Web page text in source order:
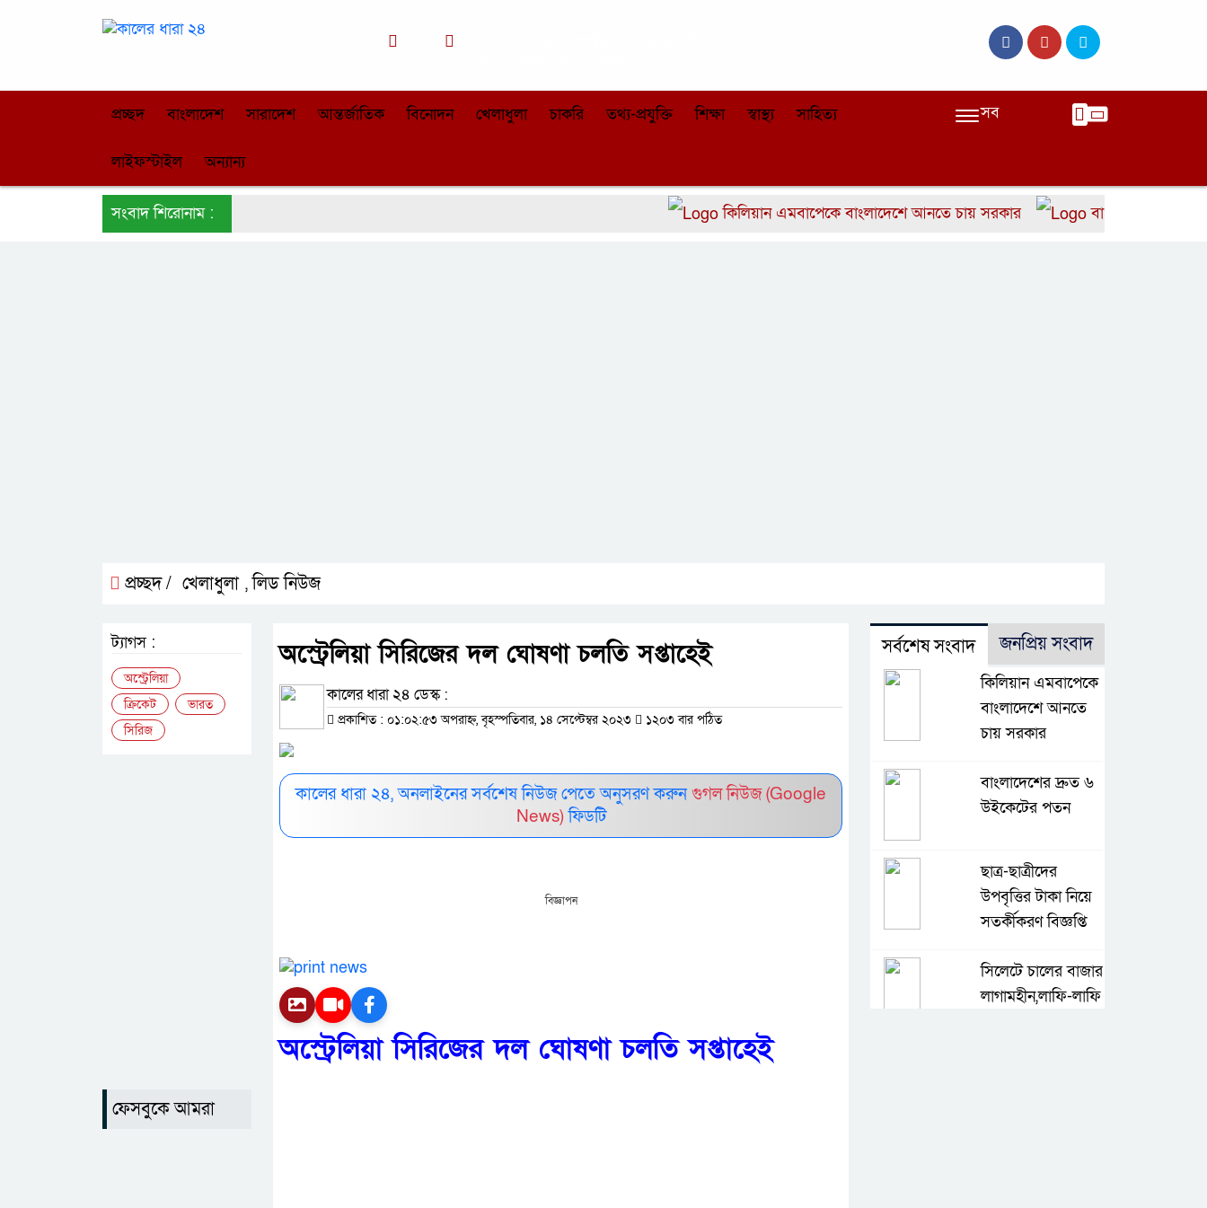
প্রচ্ছদ বাংলাদেশ সারাদেশ আন্তর্জাতিক বিনোদন খেলাধুলা চাকরি তথ্য-প্রযুক্তি শিক্ষা স্বাস্থ্য সাহিত্য
লাইফস্টাইল অন্যান্য
সব
সংবাদ শিরোনাম : কিলিয়ান এমবাপেকে বাংলাদেশে আনতে চায় সরকার বাংলাদেশের দ্রুত ৬
প্রচ্ছদ / খেলাধুলা ,লিড নিউজ
অস্ট্রেলিয়া সিরিজের দল ঘোষণা চলতি সপ্তাহেই
কালের ধারা ২৪ ডেস্ক :
প্রকাশিত : ০১:০২:৫৩ অপরাহ্ন, বৃহস্পতিবার, ১৪ সেপ্টেম্বর ২০২৩ ১২০৩ বার পঠিত
কালের ধারা ২৪, অনলাইনের সর্বশেষ নিউজ পেতে অনুসরণ করুনগুগল নিউজ (Google
News) ফিডটি
বিজ্ঞাপন
অস্ট্রেলিয়া সিরিজের দল ঘোষণা চলতি সপ্তাহেই
ট্যাগস :
অস্ট্রেলিয়া
ক্রিকেট
ভারত
সিরিজ
ফেসবুকে আমরা
সর্বশেষ সংবাদ জনপ্রিয় সংবাদ
কিলিয়ান এমবাপেকে
বাংলাদেশে আনতে
চায় সরকার
বাংলাদেশের দ্রুত ৬
উইকেটের পতন
ছাত্র-ছাত্রীদের
উপবৃত্তির টাকা নিয়ে
সতর্কীকরণ বিজ্ঞপ্তি
সিলেটে চালের বাজার
লাগামহীন,লাফি-লাফি